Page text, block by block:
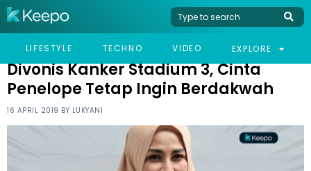
LIFESTYLE TECHNO VIDEO EXPLORE
HOME CELEB
DIVONIS KANKER STADIUM 3, CINTA PENELOPE TETAP INGIN
Divonis Kanker Stadium 3, Cinta
Penelope Tetap Ingin Berdakwah
16 APRIL 2019 BY LUKYANI